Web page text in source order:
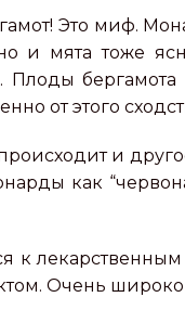
Это миф.
и мята тоже
Плоды
от этого
и
как
к
Очень широко